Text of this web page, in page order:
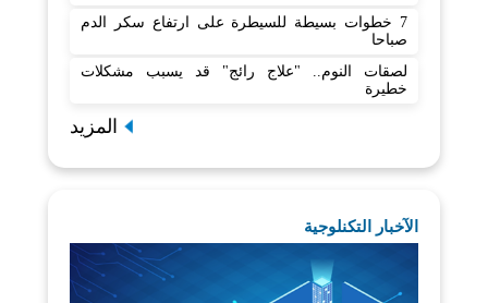
7 خطوات بسيطة للسيطرة على ارتفاع سكر الدم
صباحا
لصقات النوم.. "علاج رائج" قد يسبب مشكلات
خطيرة
المزيد
الآخبار التكنلوجية